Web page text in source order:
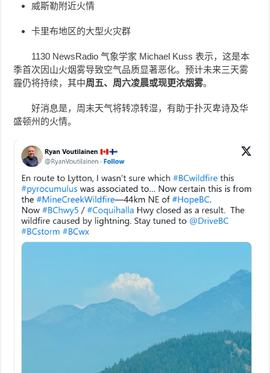
威斯勒附近火情
卡里布地区的大型火灾群
1130 NewsRadio 气象学家 Michael Kuss 表示，这是本
季首次因山火烟雾导致空气品质显著恶化。预计未来三天雾
霾仍将持续，其中周五、周六凌晨或现更浓烟雾。
好消息是，周末天气将转凉转湿，有助于扑灭卑诗及华
盛顿州的火情。